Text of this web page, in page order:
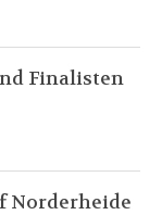
Finalisten
Norderheide